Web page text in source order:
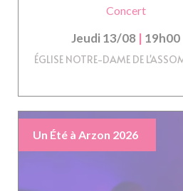
Concert
Jeudi 13/08 | 19h00
ÉGLISE NOTRE-DAME DE
Un Été à Arzon 2026